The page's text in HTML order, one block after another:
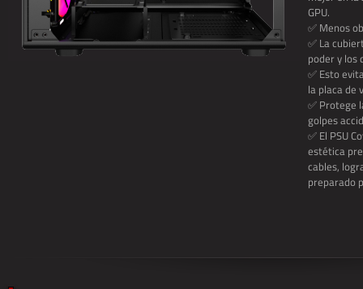
GPU.
✅ Menos
✅ La
poder y los
✅ Esto
la placa de
✅ Protege
golpes
✅ El PSU
estética
cables,
preparado